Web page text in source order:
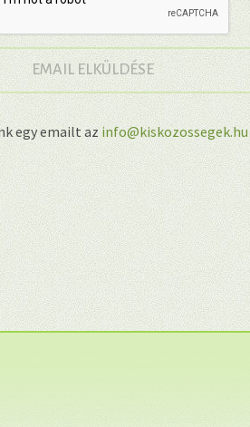
EMAIL ELKÜLDÉSE →
egy emailt az info@kiskozossegek.hu